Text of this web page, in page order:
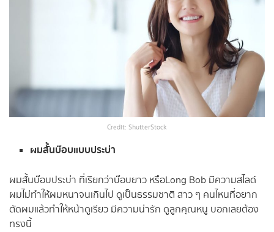
Credit: ShutterStock
ผมสั้นบ๊อบแบบประบ่า
ผมสั้นบ๊อบประบ่า ที่เรียกว่าบ๊อบยาว หรือLong Bob มีความสไลด์
ผมไม่ทำให้ผมหนาจนเกินไป ดูเป็นธรรมชาติ สาว ๆ คนไหนที่อยาก
ตัดผมแล้วทำให้หน้าดูเรียว มีความน่ารัก ดูลูกคุณหนู บอกเลยต้อง
ทรงนี้